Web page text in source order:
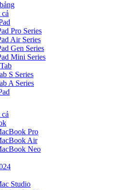
Pro Series
Air Series
Gen Series
Mini Series
S Series
A Series
Pro
Air
Neo
Studio